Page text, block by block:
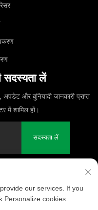
सदस्यता लें
और बुनियादी जानकारी प्राप्त
में शामिल हों।
सदस्यता लें
our services. If you
Personalize cookies.